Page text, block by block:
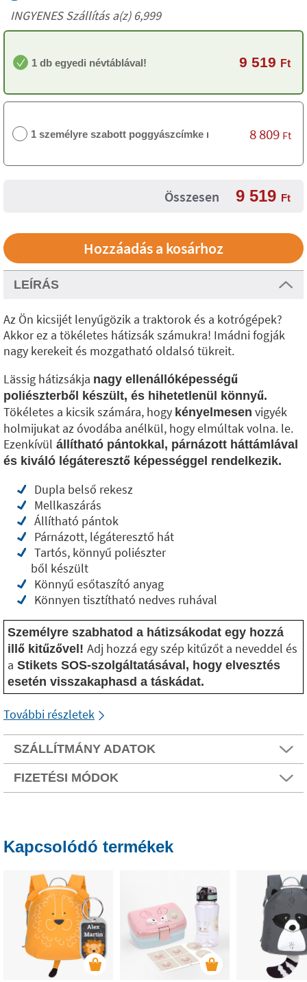
INGYENES Szállítás a(z) 6,999
1 db egyedi névtáblával! 9 519 Ft
1 személyre szabott poggyászcímke nélkül 8 809 Ft
Összesen 9 519 Ft
LEÍRÁS
Az Ön kicsijét lenyűgözik a traktorok és a kotrógépek?
Akkor ez a tökéletes hátizsák számukra! Imádni fogják
nagy kerekeit és mozgatható oldalsó tükreit.
Lässig hátizsákja nagy ellenállóképességű
poliészterből készült, és hihetetlenül könnyű.
Tökéletes a kicsik számára, hogy kényelmesen vigyék
holmijukat az óvodába anélkül, hogy elmúltak volna. le.
Ezenkívül állítható pántokkal, párnázott háttámlával
és kiváló légáteresztő képességgel rendelkezik.
Dupla belső rekesz
Mellkaszárás
Állítható pántok
Párnázott, légáteresztő hát
Tartós, könnyű poliészter
ből készült
Könnyű esőtaszító anyag
Könnyen tisztítható nedves ruhával
Személyre szabhatod a hátizsákodat egy hozzá
illő kitűzővel! Adj hozzá egy szép kitűzőt a neveddel és
a Stikets SOS-szolgáltatásával, hogy elvesztés
esetén visszakaphasd a táskádat.
További részletek
SZÁLLÍTMÁNY ADATOK
FIZETÉSI MÓDOK
Kapcsolódó termékek